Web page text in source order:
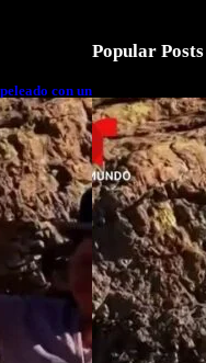
con un
Popular Posts